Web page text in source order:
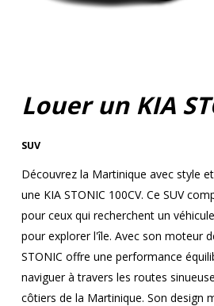
Louer un KIA
SUV
Découvrez la Martinique avec style
une KIA STONIC 100CV. Ce SUV
pour ceux qui recherchent un
pour explorer l'île. Avec son moteur
STONIC offre une performance
naviguer à travers les routes
côtiers de la Martinique. Son design